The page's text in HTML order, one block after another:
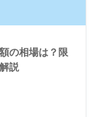
の相場は？限
説